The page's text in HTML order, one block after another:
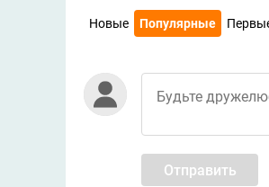
Новые Популярные
Отправить